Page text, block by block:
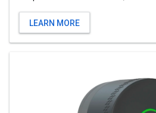
LEARN MORE